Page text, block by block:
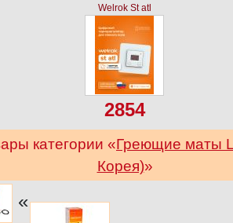
Welrok St atl
2854
категории «Греющие маты
Корея)»
«